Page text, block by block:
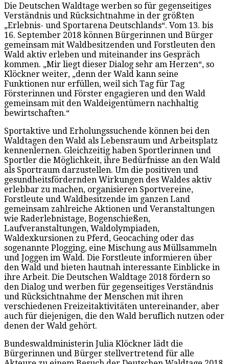
Die Deutschen Waldtage werben so für gegenseitiges
Verständnis und Rücksichtnahme in der größten
„Erlebnis- und Sportarena Deutschlands“. Vom 13. bis
16. September 2018 können Bürgerinnen und Bürger
gemeinsam mit Waldbesitzenden und Forstleuten den
Wald aktiv erleben und miteinander ins Gespräch
kommen. „Mir liegt dieser Dialog sehr am Herzen“, so
Klöckner weiter, „denn der Wald kann seine
Funktionen nur erfüllen, weil sich Tag für Tag
Försterinnen und Förster engagieren und den Wald
gemeinsam mit den Waldeigentümern nachhaltig
bewirtschaften.“
Sportaktive und Erholungssuchende können bei den
Waldtagen den Wald als Lebensraum und Arbeitsplatz
kennenlernen. Gleichzeitig haben Sportlerinnen und
Sportler die Möglichkeit, ihre Bedürfnisse an den Wald
als Sportraum darzustellen. Um die positiven und
gesundheitsfördernden Wirkungen des Waldes aktiv
erlebbar zu machen, organisieren Sportvereine,
Forstleute und Waldbesitzende im ganzen Land
gemeinsam zahlreiche Aktionen und Veranstaltungen
wie Raderlebnistage, Bogenschießen,
Laufveranstaltungen, Waldolympiaden,
Waldexkursionen zu Pferd, Geocaching oder das
sogenannte Plogging, eine Mischung aus Müllsammeln
und Joggen im Wald. Die Forstleute informieren über
den Wald und bieten hautnah interessante Einblicke in
ihre Arbeit. Die Deutschen Waldtage 2018 fördern so
den Dialog und werben für gegenseitiges Verständnis
und Rücksichtnahme der Menschen mit ihren
verschiedenen Freizeitaktivitäten untereinander, aber
auch für diejenigen, die den Wald beruflich nutzen oder
denen der Wald gehört.
Bundeswaldministerin Julia Klöckner lädt die
Bürgerinnen und Bürger stellvertretend für alle